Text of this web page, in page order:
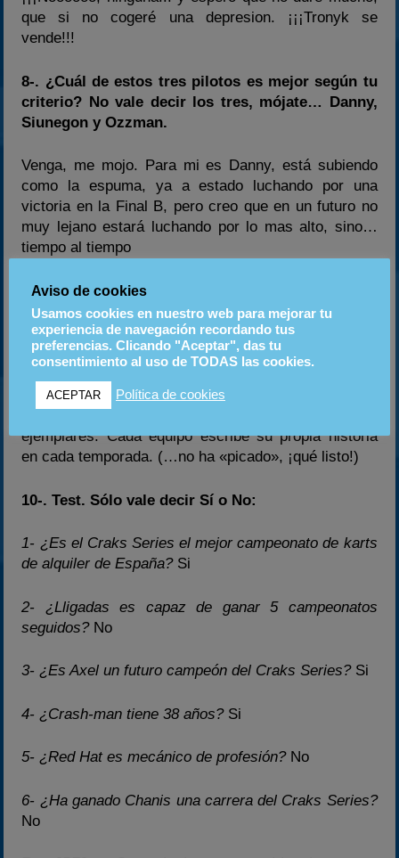
que si no cogeré una depresion. ¡¡¡Tronyk se
vende!!!
8-. ¿Cuál de estos tres pilotos es mejor según tu
criterio? No vale decir los tres, mójate… Danny,
Siunegon y Ozzman.
Venga, me mojo. Para mi es Danny, está subiendo
como la espuma, ya a estado luchando por una
victoria en la Final B, pero creo que en un futuro no
muy lejano estará luchando por lo mas alto, sino…
tiempo al tiempo
dos grandes pilotos.
9-. ¿Es el Frutas Team un equipo ejemplar por
sus pilotos y su historia? (pregunta pensada para
ejemplares. Cada equipo escribe su propia historia
en cada temporada. (…no ha «picado», ¡qué listo!)
10-. Test. Sólo vale decir Sí o No:
1- ¿Es el Craks Series el mejor campeonato de karts
de alquiler de España?Si
2- ¿Lligadas es capaz de ganar 5 campeonatos
seguidos?No
3- ¿Es Axel un futuro campeón del Craks Series?Si
4- ¿Crash-man tiene 38 años? Si
5- ¿Red Hat es mecánico de profesión?No
6- ¿Ha ganado Chanis una carrera del Craks Series?
No
Aviso de cookies
Usamos cookies en nuestro web para mejorar tu
experiencia de navegación recordando tus
preferencias. Clicando "Aceptar", das tu
consentimiento al uso de TODAS las cookies.
ACEPTAR Política de cookies